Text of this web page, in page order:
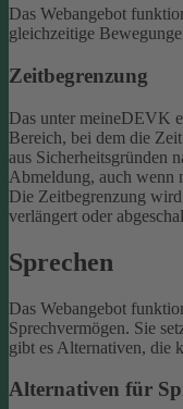
Das Webangebot
gleichzeitige
Zeitbegrenzung
Das unter meineDEVK
Bereich, bei dem die
aus Sicherheitsgründen
Abmeldung, auch wenn
Die Zeitbegrenzung
verlängert oder
Sprechen
Das Webangebot
Sprechvermögen. Sie
gibt es Alternativen, die
Alternativen für